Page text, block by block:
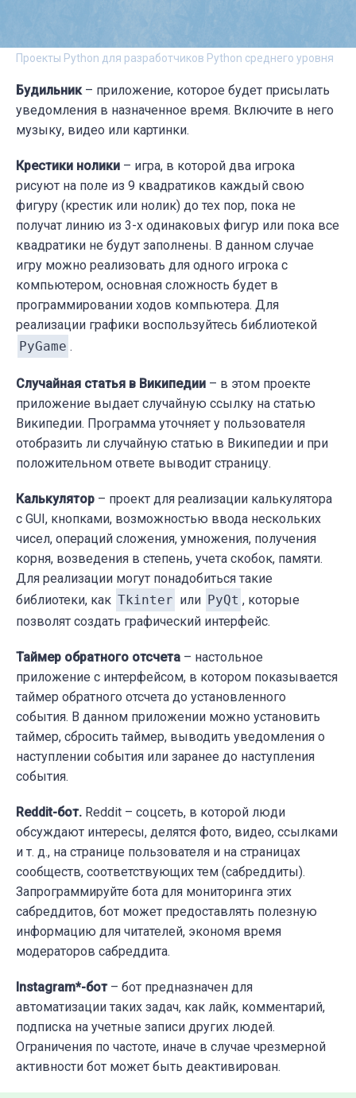
Проекты Python для разработчиков Python среднего уровня
Будильник – приложение, которое будет присылать
уведомления в назначенное время. Включите в него
музыку, видео или картинки.
Крестики нолики – игра, в которой два игрока
рисуют на поле из 9 квадратиков каждый свою
фигуру (крестик или нолик) до тех пор, пока не
получат линию из 3-х одинаковых фигур или пока все
квадратики не будут заполнены. В данном случае
игру можно реализовать для одного игрока с
компьютером, основная сложность будет в
программировании ходов компьютера. Для
реализации графики воспользуйтесь библиотекой
PyGame .
Случайная статья в Википедии – в этом проекте
приложение выдает случайную ссылку на статью
Википедии. Программа уточняет у пользователя
отобразить ли случайную статью в Википедии и при
положительном ответе выводит страницу.
Калькулятор – проект для реализации калькулятора
с GUI, кнопками, возможностью ввода нескольких
чисел, операций сложения, умножения, получения
корня, возведения в степень, учета скобок, памяти.
Для реализации могут понадобиться такие
библиотеки, как Tkinter или PyQt , которые
позволят создать графический интерфейс.
Таймер обратного отсчета – настольное
приложение с интерфейсом, в котором показывается
таймер обратного отсчета до установленного
события. В данном приложении можно установить
таймер, сбросить таймер, выводить уведомления о
наступлении события или заранее до наступления
события.
Reddit-бот. Reddit – соцсеть, в которой люди
обсуждают интересы, делятся фото, видео, ссылками
и т. д., на странице пользователя и на страницах
сообществ, соответствующих тем (сабреддиты).
Запрограммируйте бота для мониторинга этих
сабреддитов, бот может предоставлять полезную
информацию для читателей, экономя время
модераторов сабреддита.
Instagram*-бот – бот предназначен для
автоматизации таких задач, как лайк, комментарий,
подписка на учетные записи других людей.
Ограничения по частоте, иначе в случае чрезмерной
активности бот может быть деактивирован.